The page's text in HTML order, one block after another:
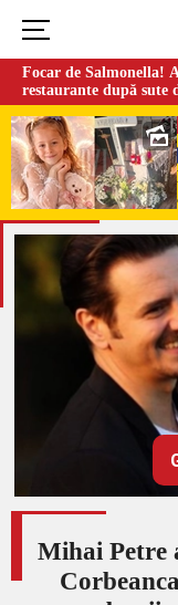
Focar de Salmonella!
restaurante după sute
Mihai Petre